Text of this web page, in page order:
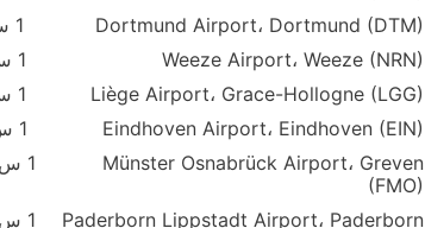
Dortmund Airport، Dortmund (DTM) 1 س 12 د (
Weeze Airport، Weeze (NRN)
1 س 22 د (
Liège Airport، Grace-Hollogne (LGG)
1 س 27 د (
Eindhoven Airport، Eindhoven (EIN)
1 س 44 د (
Münster Osnabrück Airport، Greven
(FMO)
1 س 53 د (
Paderborn Lippstadt Airport، Paderborn 1 س 54 د (